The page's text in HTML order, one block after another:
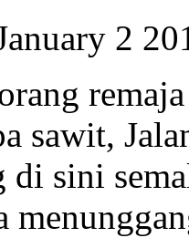
2
sawit,
di sini